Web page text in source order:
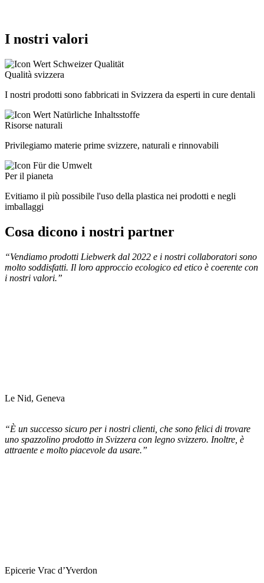
I nostri valori
Qualità svizzera
I nostri prodotti sono fabbricati in Svizzera da esperti in cure dentali
Risorse naturali
Privilegiamo materie prime svizzere, naturali e rinnovabili
Per il pianeta
Evitiamo il più possibile l'uso della plastica nei prodotti e negli
imballaggi
Cosa dicono i nostri partner
“Vendiamo prodotti Liebwerk dal 2022 e i nostri collaboratori sono
molto soddisfatti. Il loro approccio ecologico ed etico è coerente con
i nostri valori.”
Le Nid, Geneva
“È un successo sicuro per i nostri clienti, che sono felici di trovare
uno spazzolino prodotto in Svizzera con legno svizzero. Inoltre, è
attraente e molto piacevole da usare.”
Epicerie Vrac d’Yverdon